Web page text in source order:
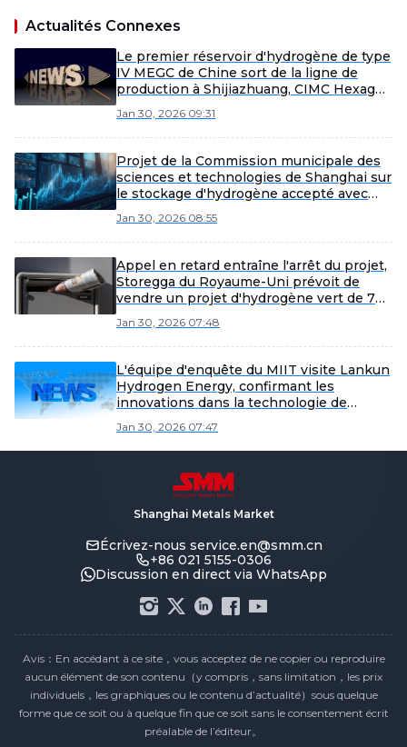
Actualités Connexes
Le premier réservoir d'hydrogène de type
IV MEGC de Chine sort de la ligne de
production à Shijiazhuang, CIMC Hexagon
stockage d'hydrogène haute pression
Jan 30, 2026 09:31
Projet de la Commission municipale des
sciences et technologies de Shanghai sur
le stockage d'hydrogène accepté avec
localisation des équipements de
stockage. Hydrogen Feng réalise une
double stratégie « gazeux + solide
Jan 30, 2026 08:55
Appel en retard entraîne l'arrêt du projet,
Storegga du Royaume-Uni prévoit de
vendre un projet d'hydrogène vert de 70
Jan 30, 2026 07:48
L'équipe d'enquête du MIIT visite Lankun
Hydrogen Energy, confirmant les
innovations dans la technologie de
système de stockage d'énergie
Jan 30, 2026 07:47
Shanghai Metals Market
Écrivez-nous service.en@smm.cn
+86 021 5155-0306
Discussion en direct via WhatsApp
Avis：En accédant à ce site，vous acceptez de ne copier ou reproduire
aucun élément de son contenu（y compris，sans limitation，les prix
individuels，les graphiques ou le contenu d’actualité）sous quelque
forme que ce soit ou à quelque fin que ce soit sans le consentement écrit
préalable de l’éditeur。